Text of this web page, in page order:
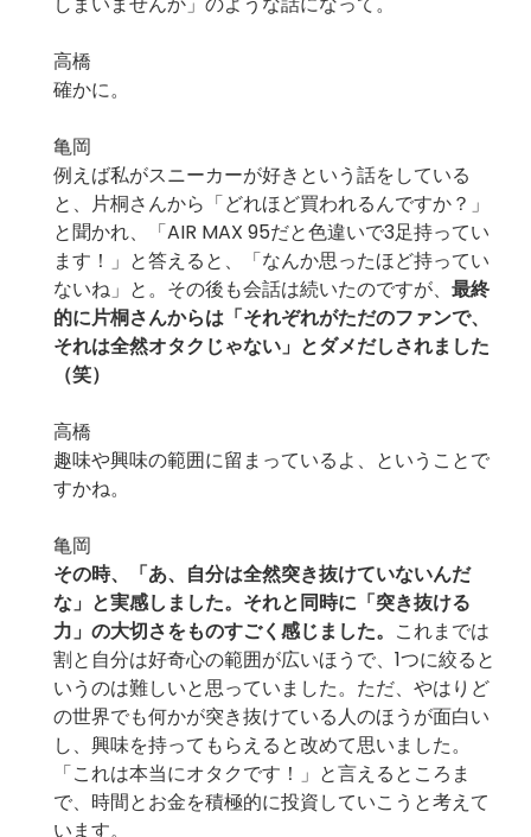
高橋
確かに。
亀岡
例えば私がスニーカーが好きという話をしている
と、片桐さんから「どれほど買われるんですか？」
と聞かれ、「AIR MAX 95だと色違いで3足持ってい
ます！」と答えると、「なんか思ったほど持ってい
ないね」と。その後も会話は続いたのですが、 最終
的に片桐さんからは「それぞれがただのファンで、
それは全然オタクじゃない」とダメだしされました
（笑）
高橋
趣味や興味の範囲に留まっているよ、ということで
すかね。
亀岡
その時、「あ、自分は全然突き抜けていないんだ
な」と実感しました。それと同時に「突き抜ける
力」の大切さをものすごく感じました。 これまでは
割と自分は好奇心の範囲が広いほうで、1つに絞ると
いうのは難しいと思っていました。ただ、やはりど
の世界でも何かが突き抜けている人のほうが面白い
し、興味を持ってもらえると改めて思いました。
「これは本当にオタクです！」と言えるところま
で、時間とお金を積極的に投資していこうと考えて
います。